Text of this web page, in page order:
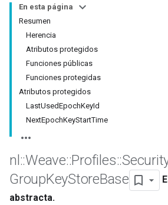
En esta página
Resumen
Herencia
Atributos protegidos
Funciones públicas
Funciones protegidas
Atributos protegidos
LastUsedEpochKeyId
NextEpochKeyStartTime
nl ::Weave::Profiles::
GroupKeyStoreBase
abstracta.